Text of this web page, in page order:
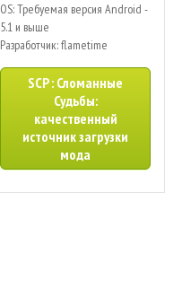
OS: Требуемая версия Android -
5.1 и выше
Разработчик: flametime
SCP : Сломанные
Судьбы:
качественный
источник загрузки
мода